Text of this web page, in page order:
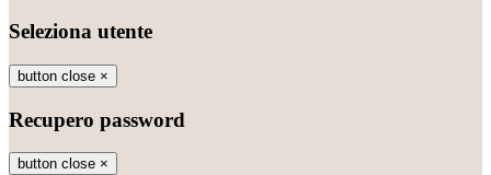
Seleziona utente
button close ×
Recupero password
button close ×